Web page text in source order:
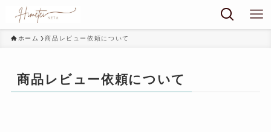
ホーム 商品レビュー依頼について
商品レビュー依頼について